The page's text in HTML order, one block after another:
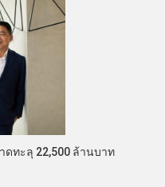
ดทะลุ 22,500 ล้านบาท